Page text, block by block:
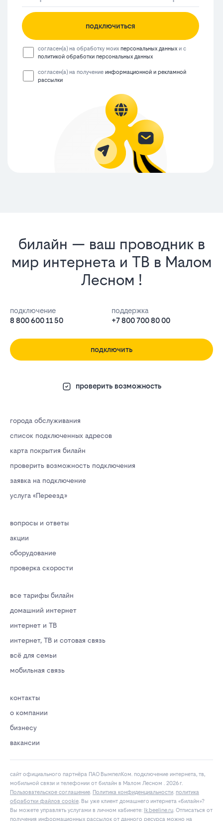
подключиться
согласен(а) на обработку моихперсональных данных и с
политикой обработки персональных данных
согласен(а) на получениеинформационной и рекламной
рассылки
билайн — ваш проводник в
мир интернета и ТВ в Малом
Лесном !
подключение
8 800 600 11 50
поддержка
+7 800 700 80 00
подключить
проверить возможность
города обслуживания
список подключенных адресов
карта покрытия билайн
проверить возможность подключения
заявка на подключение
услуга «Переезд»
вопросы и ответы
акции
оборудование
проверка скорости
все тарифы билайн
домашний интернет
интернет и ТВ
интернет, ТВ и сотовая связь
всё для семьи
мобильная связь
контакты
о компании
бизнесу
вакансии
сайт официального партнёра ПАО ВымпелКом. подключение интернета, тв,
мобильной связи и телефонии от билайн в Малом Лесном . 2026 г.
Пользовательское соглашение. Политика конфиденциальности. политика
обработки файлов cookie. Вы уже клиент домашнего интернета «билайн»?
Вы можете управлять услугами в личнoм кaбинeтe:
lk.bееlinе.ru. Отписаться от
получения информационных рассылок от данного ресурса можно на